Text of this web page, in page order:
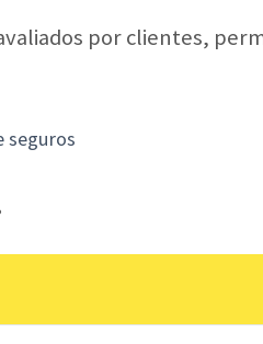
por clientes,
seguros